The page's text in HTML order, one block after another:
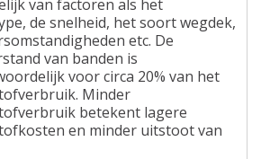
van factoren als het
de snelheid, het soort wegdek,
etc. De
van banden is
voor circa 20% van het
Minder
betekent lagere
en minder uitstoot van